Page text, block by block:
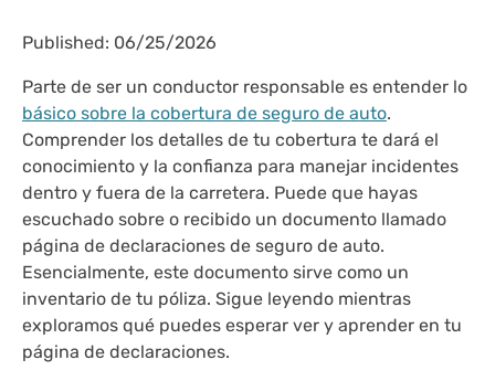
Published: 06/25/2026
Parte de ser un conductor responsable es entender lo
básico sobre la cobertura de seguro de auto.
Comprender los detalles de tu cobertura te dará el
conocimiento y la confianza para manejar incidentes
dentro y fuera de la carretera. Puede que hayas
escuchado sobre o recibido un documento llamado
página de declaraciones de seguro de auto.
Esencialmente, este documento sirve como un
inventario de tu póliza. Sigue leyendo mientras
exploramos qué puedes esperar ver y aprender en tu
página de declaraciones.